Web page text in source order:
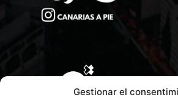
Gestionar el